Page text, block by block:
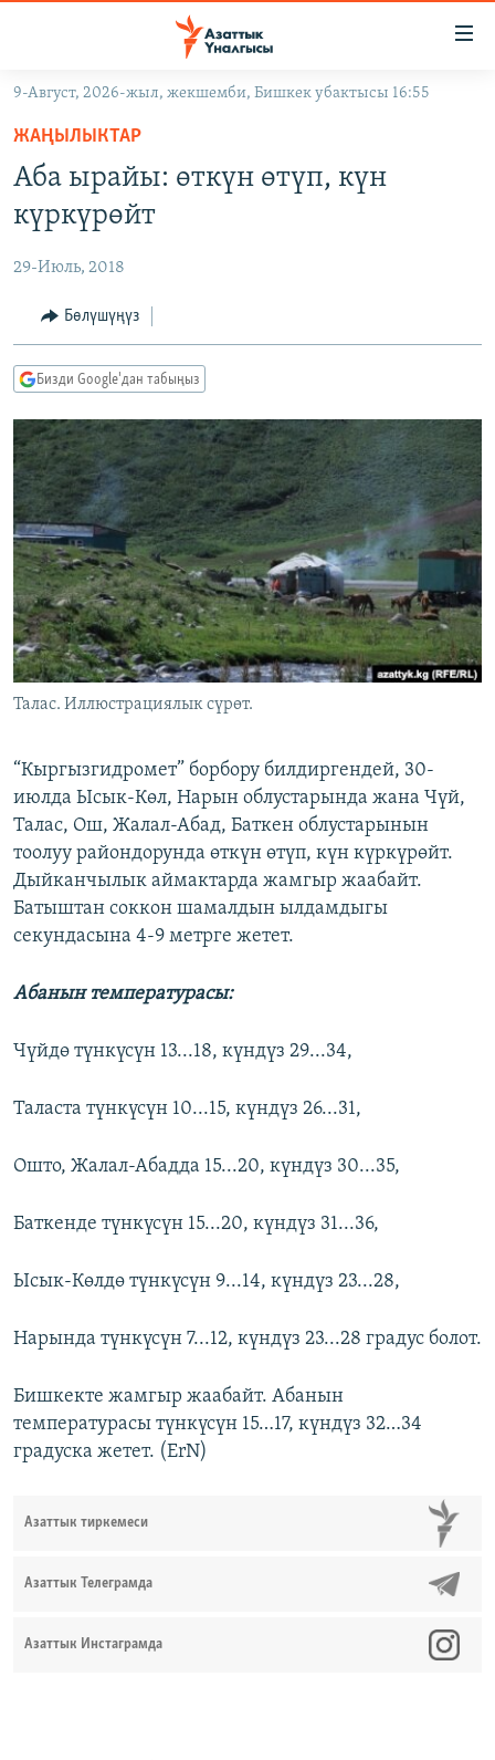
Навигацияга
өтүңүз
Издөөгө
салыңыз
КЫРГЫЗСТАН
КЫРГЫЗСТАН
ЭКОНОМИКА
МАДАНИЯТ
БОРБОР АЗИЯ
УКРАИНА
АТАЙЫН ИЛИКТӨӨ
ТВ ПРОГРАММАЛАР
ЭКСПЕРТТЕР ТАЛДАЙТ
БИЗ ЖАНА ДҮЙНӨ
ДАНИСТЕ
ЭЖЕ-СИҢДИЛЕР
АЗАТТЫК+
ЫҢГАЙСЫЗ СУРООЛОР
ӨЗГӨЧӨ ПИКИР
Русский
ОНЛАЙН ШЕРИНЕ
ЭЕ/АРнун бардык сайттары
9-Август, 2026-жыл, жекшемби, Бишкек убактысы 16:55
ЖАҢЫЛЫКТАР
Аба ырайы: өткүн өтүп, күн
күркүрөйт
29-Июль, 2018
Бөлүшүңүз
Бизди Google'дан табыңыз
Талас. Иллюстрациялык сүрөт.
“Кыргызгидромет” борбору билдиргендей, 30-
июлда Ысык-Көл, Нарын облустарында жана Чүй,
Талас, Ош, Жалал-Абад, Баткен облустарынын
тоолуу райондорунда өткүн өтүп, күн күркүрөйт.
Дыйканчылык аймактарда жамгыр жаабайт.
Батыштан соккон шамалдын ылдамдыгы
секундасына 4-9 метрге жетет.
Абанын температурасы:
Чүйдө түнкүсүн 13...18, күндүз 29...34,
Таласта түнкүсүн 10...15, күндүз 26...31,
Ошто, Жалал-Абадда 15...20, күндүз 30...35,
Баткенде түнкүсүн 15...20, күндүз 31...36,
Ысык-Көлдө түнкүсүн 9...14, күндүз 23...28,
Нарында түнкүсүн 7...12, күндүз 23...28 градус болот.
Бишкекте жамгыр жаабайт. Абанын
температурасы түнкүсүн 15…17, күндүз 32…34
градуска жетет. (ErN)
Азаттык тиркемеси
Азаттык Телеграмда
Азаттык Инстаграмда